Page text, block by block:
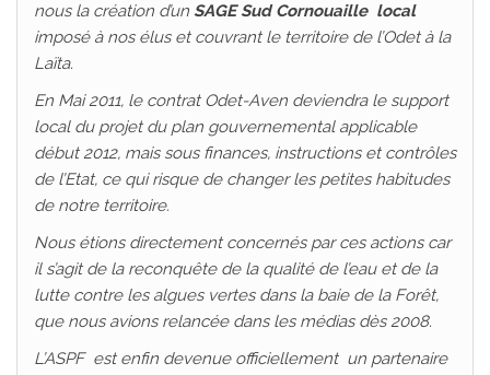
nous la création d’un SAGE Sud Cornouaille local
imposé à nos élus et couvrant le territoire de l’Odet à la
Laïta.
En Mai 2011, le contrat Odet-Aven deviendra le support
local du projet du plan gouvernemental applicable
début 2012, mais sous finances, instructions et contrôles
de l’Etat, ce qui risque de changer les petites habitudes
de notre territoire.
Nous étions directement concernés par ces actions car
il s’agit de la reconquête de la qualité de l’eau et de la
lutte contre les algues vertes dans la baie de la Forêt,
que nous avions relancée dans les médias dès 2008.
L’ASPF est enfin devenue officiellement un partenaire